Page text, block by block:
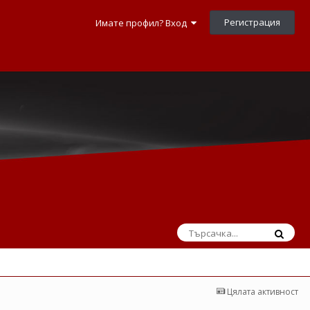
Имате профил? Вход Регистрация
Цялата активност